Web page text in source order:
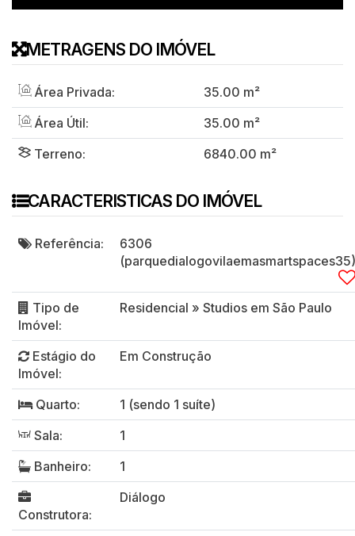
METRAGENS DO IMÓVEL
Área Privada: 35.00 m²
Área Útil:
35.00 m²
Terreno:
6840.00 m²
CARACTERISTICAS DO IMÓVEL
Referência:
6306
(parquedialogovilaemasmartspaces35)
Tipo de
Imóvel:
Residencial » Studios em São Paulo
Estágio do
Imóvel:
Em Construção
Quarto:
1 (sendo 1 suíte)
Sala:
1
Banheiro:
1
Construtora:
Diálogo